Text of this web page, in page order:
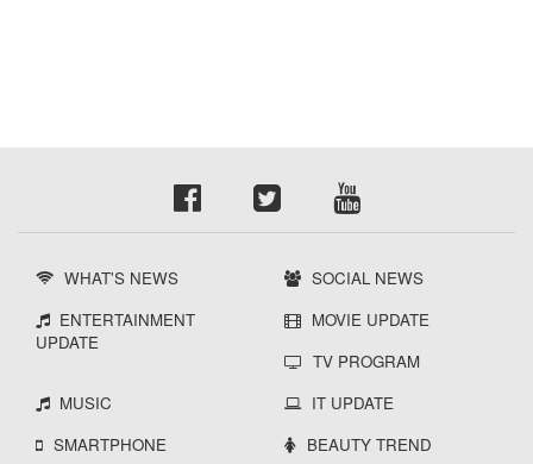
WHAT'S NEWS
SOCIAL NEWS
ENTERTAINMENT
UPDATE
MOVIE UPDATE
TV PROGRAM
MUSIC
IT UPDATE
SMARTPHONE
BEAUTY TREND